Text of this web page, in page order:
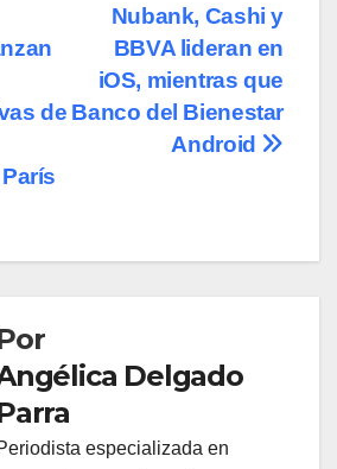
Nubank, Cashi y
BBVA lideran en
iOS, mientras que
Banco del Bienestar
Android
de
Delgado
especializada en